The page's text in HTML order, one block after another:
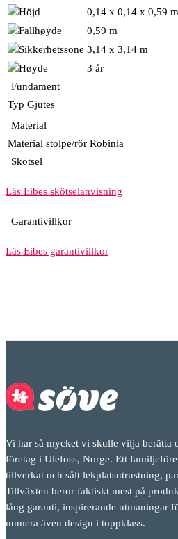
0,14 x 0,14 x 0,59 m
0,59 m
3,14 x 3,14 m
3 år
Fundament
Typ Gjutes
Material
Material stolpe/rör Robinia
Skötsel
Läs Eibes skötselanvisning
Garantivillkor
Läs Eibes garantivillkor
Vi har så mycket vi skulle vilja berätta
företag i Ulefoss, Norge. Ett
tillverkat och sålt lekplatsutrustning,
Tillväxten beror faktiskt mest på
lång garanti, inspirerande utmaningar
numera även design i toppklass.